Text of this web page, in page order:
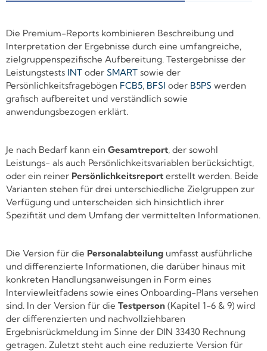
Die Premium-Reports kombinieren Beschreibung und
Interpretation der Ergebnisse durch eine umfangreiche,
zielgruppenspezifische Aufbereitung. Testergebnisse der
Leistungstests INT oder SMART sowie der
Persönlichkeitsfragebögen FCB5, BFSI oder B5PS werden
grafisch aufbereitet und verständlich sowie
anwendungsbezogen erklärt.
Je nach Bedarf kann ein Gesamtreport, der sowohl
Leistungs- als auch Persönlichkeitsvariablen berücksichtigt,
oder ein reiner Persönlichkeitsreport erstellt werden. Beide
Varianten stehen für drei unterschiedliche Zielgruppen zur
Verfügung und unterscheiden sich hinsichtlich ihrer
Spezifität und dem Umfang der vermittelten Informationen.
Die Version für die Personalabteilung umfasst ausführliche
und differenzierte Informationen, die darüber hinaus mit
konkreten Handlungsanweisungen in Form eines
Interviewleitfadens sowie eines Onboarding-Plans versehen
sind. In der Version für die Testperson (Kapitel 1-6 & 9) wird
der differenzierten und nachvollziehbaren
Ergebnisrückmeldung im Sinne der DIN 33430 Rechnung
getragen. Zuletzt steht auch eine reduzierte Version für